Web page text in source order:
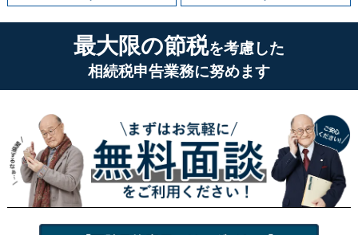
最大限の節税を考慮した
相続税申告業務に努めます